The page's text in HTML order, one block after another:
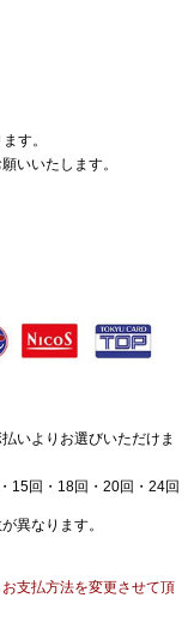
す。
いいたします。
いよりお選びいただけま
15回・18回・20回・24回
異なります。
支払方法を変更させて頂